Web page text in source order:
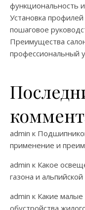
функциональность
Установка
пошаговое
Преимущества
профессиональный
admin к
применение и
admin к Какое
газона и альпийской
admin к Какие